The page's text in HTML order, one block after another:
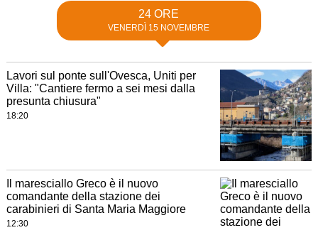
24 ORE
VENERDÌ 15 NOVEMBRE
Lavori sul ponte sull'Ovesca, Uniti per
Villa: "Cantiere fermo a sei mesi dalla
presunta chiusura"
18:20
Il maresciallo Greco è il nuovo
comandante della stazione dei
carabinieri di Santa Maria Maggiore
12:30